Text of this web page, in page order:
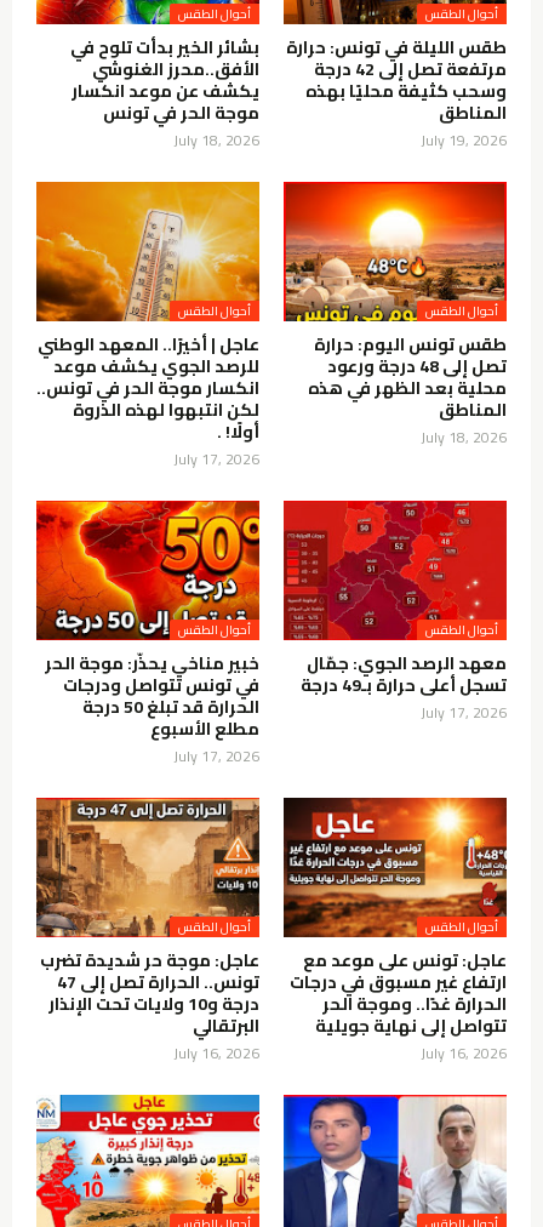
أحوال الطقس
طقس الليلة في تونس: حرارة
مرتفعة تصل إلى 42 درجة
وسحب كثيفة محليًا بهذه
المناطق
July 19, 2026
أحوال الطقس
بشائر الخير بدأت تلوح في
الأفق..محرز الغنوشي
يكشف عن موعد انكسار
موجة الحر في تونس
July 18, 2026
أحوال الطقس
طقس تونس اليوم: حرارة
تصل إلى 48 درجة ورعود
محلية بعد الظهر في هذه
المناطق
July 18, 2026
أحوال الطقس
عاجل | أخيرًا.. المعهد الوطني
للرصد الجوي يكشف موعد
انكسار موجة الحر في تونس..
لكن انتبهوا لهذه الذروة
أولًا! .
July 17, 2026
أحوال الطقس
معهد الرصد الجوي: جمّال
تسجل أعلى حرارة بـ49 درجة
July 17, 2026
أحوال الطقس
خبير مناخي يحذّر: موجة الحر
في تونس تتواصل ودرجات
الحرارة قد تبلغ 50 درجة
مطلع الأسبوع
July 17, 2026
أحوال الطقس
عاجل: تونس على موعد مع
ارتفاع غير مسبوق في درجات
الحرارة غدًا.. وموجة الحر
تتواصل إلى نهاية جويلية
July 16, 2026
أحوال الطقس
عاجل: موجة حر شديدة تضرب
تونس.. الحرارة تصل إلى 47
درجة و10 ولايات تحت الإنذار
البرتقالي
July 16, 2026